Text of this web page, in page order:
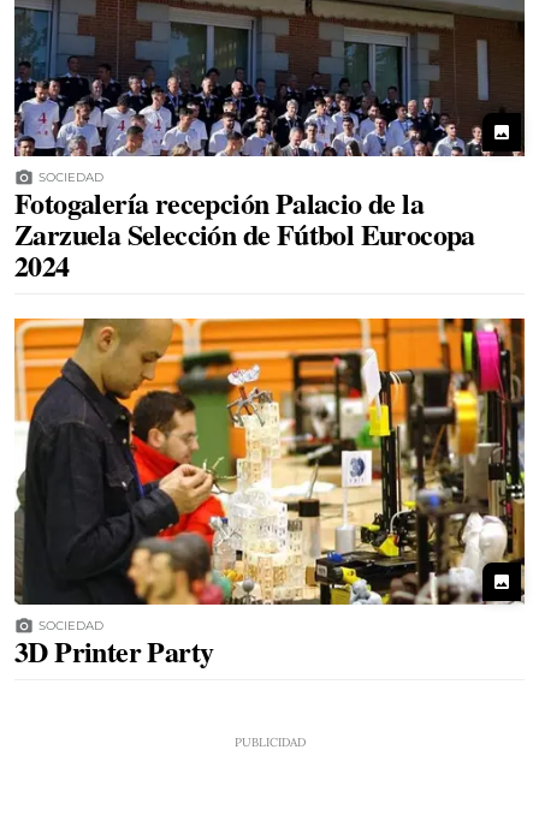
photo
photo_camera SOCIEDAD
Fotogalería recepción Palacio de la
Zarzuela Selección de Fútbol Eurocopa
2024
photo
photo_camera SOCIEDAD
3D Printer Party